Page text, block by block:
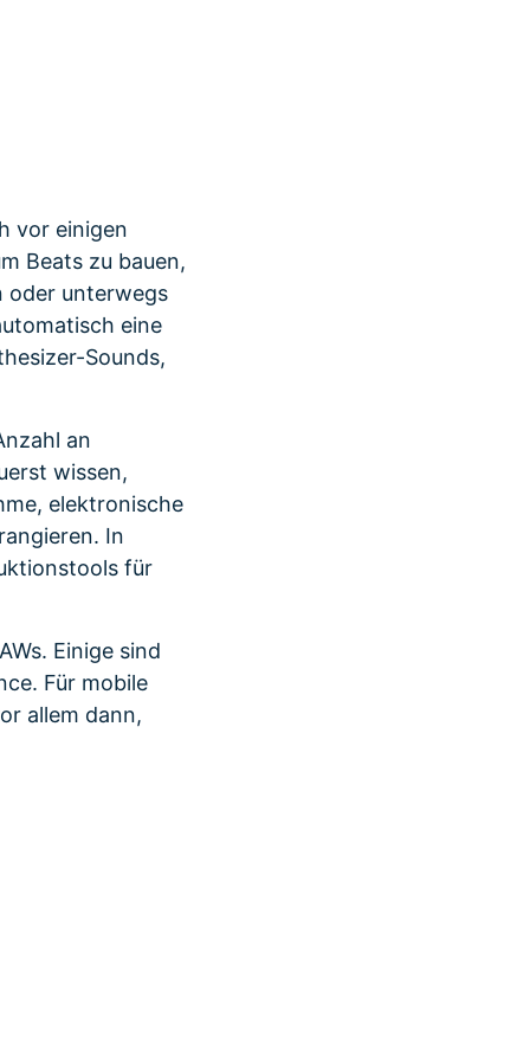
vor einigen
Beats zu bauen,
oder unterwegs
eine
Sounds,
an
wissen,
elektronische
In
für
Einige sind
Für mobile
allem dann,